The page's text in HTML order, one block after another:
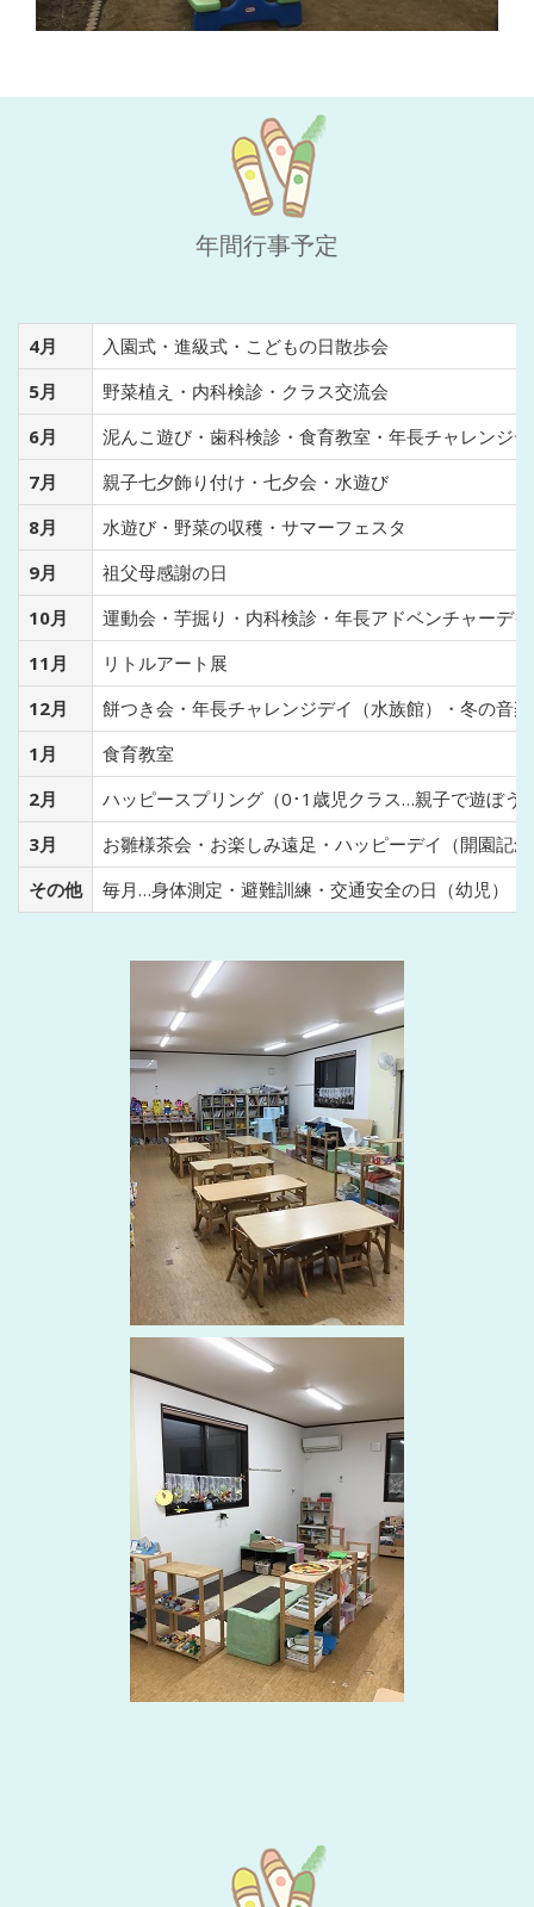
年間行事予定
4月
入園式・進級式・こどもの日散歩会
5月
野菜植え・内科検診・クラス交流会
6月
泥んこ遊び・歯科検診・食育教室・年長チャレンジ
7月
親子七夕飾り付け・七夕会・水遊び
8月
水遊び・野菜の収穫・サマーフェスタ
9月
祖父母感謝の日
10月
運動会・芋掘り・内科検診・年長アドベンチャーデイ
11月
リトルアート展
12月
餅つき会・年長チャレンジデイ（水族館）・冬の音
1月
食育教室
2月
ハッピースプリング（0･1歳児クラス…親子で遊ぼ
3月
お雛様茶会・お楽しみ遠足・ハッピーデイ（開園記
その他
毎月…身体測定・避難訓練・交通安全の日（幼児）・